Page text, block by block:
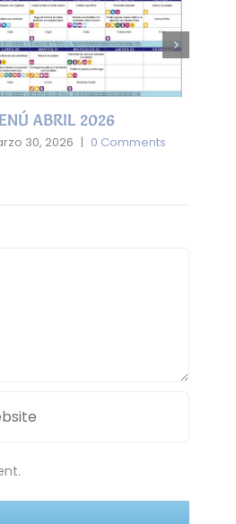
ABRIL 2026
30, 2026 | 0 Comments